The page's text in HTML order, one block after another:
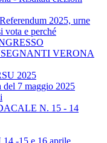
2025, urne
vota e perché
VERONA
2025
7 maggio 2025
N. 15 - 14